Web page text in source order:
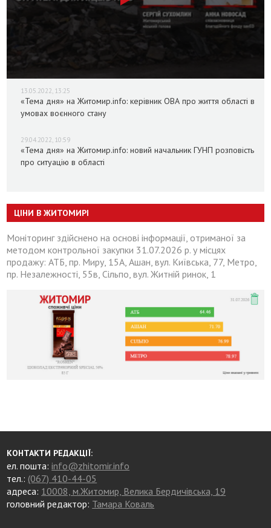
13.05.2022, 13:25
«Тема дня» на Житомир.info: керівник ОВА про життя області в
умовах воєнного стану
29.04.2022, 10:59
«Тема дня» на Житомир.info: новий начальник ГУНП розповість
про ситуацію в області
ЦІНИ В ЖИТОМИРІ
Моніторинг здійснено на основі інформації, отриманої за
методом контрольної закупки 31.07.2026 р. у місцях
продажу: АТБ, пр. Миру, 15А, Ашан, вул. Київська, 77, Метро,
пр. Незалежності, 55в, Сільпо, вул. Житній ринок, 1
КОНТАКТИ РЕДАКЦІЇ:
ел. пошта:info@zhitomir.info
тел.: (067) 410-44-05
адреса: 10008, м.Житомир, Велика Бердичівська, 19
головний редактор: Тамара Коваль